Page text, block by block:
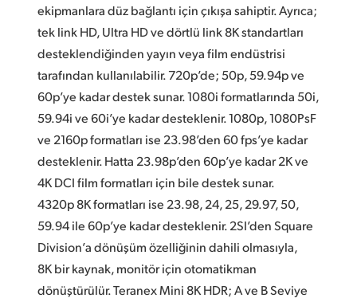
ekipmanlara düz bağlantı için çıkışa sahiptir. Ayrıca;
tek link HD, Ultra HD ve dörtlü link 8K standartları
desteklendiğinden yayın veya film endüstrisi
tarafından kullanılabilir. 720p’de; 50p, 59.94p ve
60p’ye kadar destek sunar. 1080i formatlarında 50i,
59.94i ve 60i’ye kadar desteklenir. 1080p, 1080PsF
ve 2160p formatları ise 23.98’den 60 fps’ye kadar
desteklenir. Hatta 23.98p’den 60p’ye kadar 2K ve
4K DCI film formatları için bile destek sunar.
4320p 8K formatları ise 23.98, 24, 25, 29.97, 50,
59.94 ile 60p’ye kadar desteklenir. 2SI’den Square
Division’a dönüşüm özelliğinin dahili olmasıyla,
8K bir kaynak, monitör için otomatikman
dönüştürülür. Teranex Mini 8K HDR; A ve B Seviye